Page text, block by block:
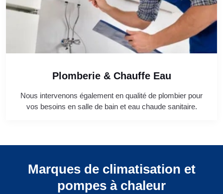
Plomberie & Chauffe Eau
Nous intervenons également en qualité de plombier pour
vos besoins en salle de bain et eau chaude sanitaire.
Marques de climatisation et
pompes à chaleur